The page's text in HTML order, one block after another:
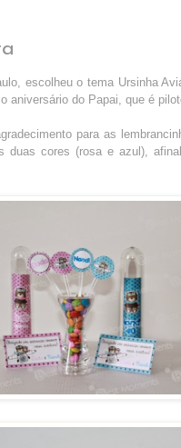
escolheu o tema Ursinha
aniversário do Papai, que é
para as
duas cores (rosa e azul),